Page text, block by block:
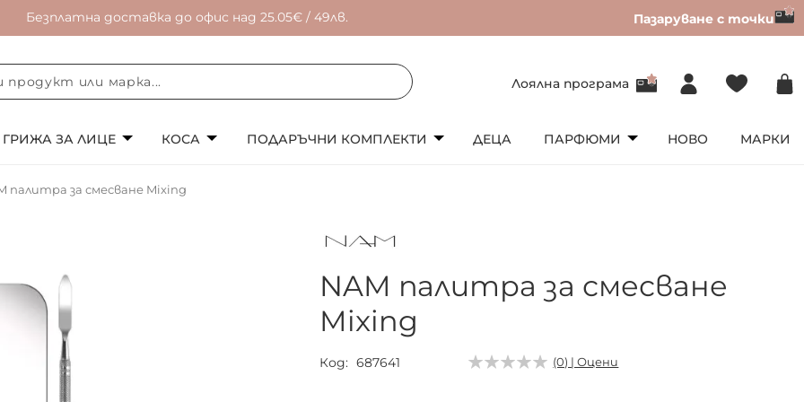
Безплатна доставка до офис над 25.05€ / 49лв. Пазаруване с точки
Лоялна програма
ГРИЖА ЗА ЛИЦЕ КОСА ПОДАРЪЧНИ КОМПЛЕКТИ ДЕЦА ПАРФЮМИ НОВО МАРКИ
палитра за смесване Mixing
NAM палитра за смесване
Mixing
Код 687641 (0) | Оцени